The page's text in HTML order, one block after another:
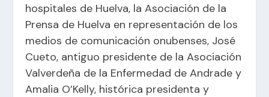
hospitales de Huelva, la Asociación de la
Prensa de Huelva en representación de los
medios de comunicación onubenses, José
Cueto, antiguo presidente de la Asociación
Valverdeña de la Enfermedad de Andrade y
Amalia O’Kelly, histórica presidenta y